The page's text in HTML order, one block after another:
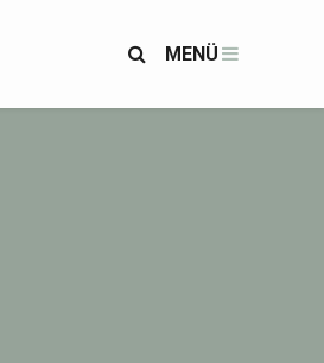
MENÜ